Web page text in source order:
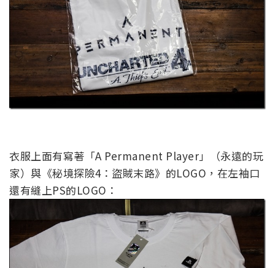
衣服上面有寫著「A Permanent Player」（永遠的玩
家）與《秘境探險4：盜賊末路》的LOGO，在左袖口
還有縫上PS的LOGO：